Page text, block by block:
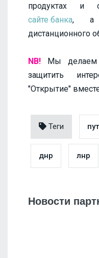
продуктах и
сайте банка, а
дистанционного
NB! Мы делаем
защитить
"Открытие"
Теги
днр лнр
Новости